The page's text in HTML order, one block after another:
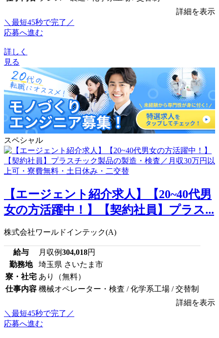
詳細を表示
＼最短45秒で完了／
応募へ進む
詳しく
見る
スペシャル
【エージェント紹介求人】【20~40代男
女の方活躍中！】【契約社員】プラス...
株式会社ワールドインテック(A)
給与 月収例304,018円
勤務地
埼玉県 さいたま市
寮・社宅 あり（無料）
仕事内容 機械オペレーター・検査 / 化学系工場 / 交替制
詳細を表示
＼最短45秒で完了／
応募へ進む